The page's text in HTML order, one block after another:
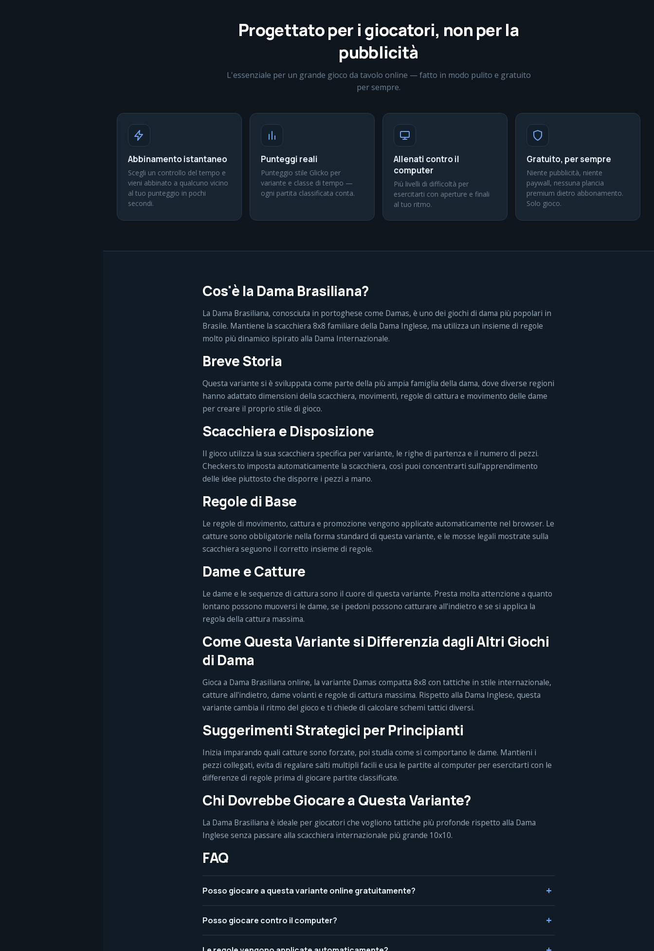
Progettato per i giocatori, non per la
pubblicità
L'essenziale per un grande gioco da tavolo online — fatto in modo pulito e gratuito
per sempre.
Abbinamento istantaneo
Scegli un controllo del tempo e
vieni abbinato a qualcuno vicino
al tuo punteggio in pochi
secondi.
Punteggi reali
Punteggio stile Glicko per
variante e classe di tempo —
ogni partita classificata conta.
Allenati contro il
computer
Più livelli di difficoltà per
esercitarti con aperture e finali
al tuo ritmo.
Gratuito, per sempre
Niente pubblicità, niente
paywall, nessuna plancia
premium dietro abbonamento.
Solo gioco.
Cos'è la Dama Brasiliana?
La Dama Brasiliana, conosciuta in portoghese come Damas, è uno dei giochi di dama più popolari in
Brasile. Mantiene la scacchiera 8x8 familiare della Dama Inglese, ma utilizza un insieme di regole
molto più dinamico ispirato alla Dama Internazionale.
Breve Storia
Questa variante si è sviluppata come parte della più ampia famiglia della dama, dove diverse regioni
hanno adattato dimensioni della scacchiera, movimenti, regole di cattura e movimento delle dame
per creare il proprio stile di gioco.
Scacchiera e Disposizione
Il gioco utilizza la sua scacchiera specifica per variante, le righe di partenza e il numero di pezzi.
Checkers.to imposta automaticamente la scacchiera, così puoi concentrarti sull'apprendimento
delle idee piuttosto che disporre i pezzi a mano.
Regole di Base
Le regole di movimento, cattura e promozione vengono applicate automaticamente nel browser. Le
catture sono obbligatorie nella forma standard di questa variante, e le mosse legali mostrate sulla
scacchiera seguono il corretto insieme di regole.
Dame e Catture
Le dame e le sequenze di cattura sono il cuore di questa variante. Presta molta attenzione a quanto
lontano possono muoversi le dame, se i pedoni possono catturare all'indietro e se si applica la
regola della cattura massima.
Come Questa Variante si Differenzia dagli Altri Giochi
di Dama
Gioca a Dama Brasiliana online, la variante Damas compatta 8x8 con tattiche in stile internazionale,
catture all'indietro, dame volanti e regole di cattura massima. Rispetto alla Dama Inglese, questa
variante cambia il ritmo del gioco e ti chiede di calcolare schemi tattici diversi.
Suggerimenti Strategici per Principianti
Inizia imparando quali catture sono forzate, poi studia come si comportano le dame. Mantieni i
pezzi collegati, evita di regalare salti multipli facili e usa le partite al computer per esercitarti con le
differenze di regole prima di giocare partite classificate.
Chi Dovrebbe Giocare a Questa Variante?
La Dama Brasiliana è ideale per giocatori che vogliono tattiche più profonde rispetto alla Dama
Inglese senza passare alla scacchiera internazionale più grande 10x10.
FAQ
Posso giocare a questa variante online gratuitamente?
Posso giocare contro il computer?